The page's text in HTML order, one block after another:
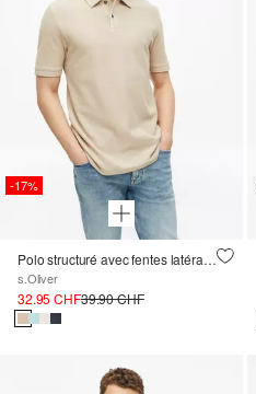
-17%
Polo structuré avec fentes latérales
s.Oliver
32.95 CHF39.90 CHF